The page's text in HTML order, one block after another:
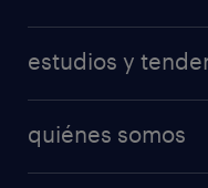
estudios y
quiénes somos